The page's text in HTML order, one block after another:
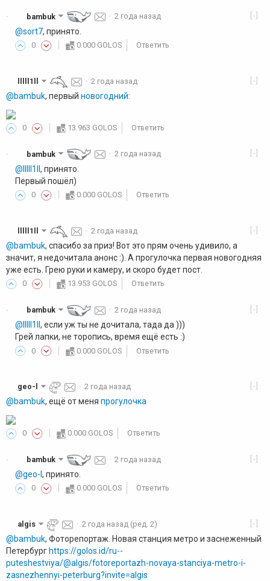
· [-]
bambuk · 2 года назад
@sort7, принято.
0 0.000 GOLOS Ответить
[-]
lllll1ll ·2 года назад
@bambuk, первый новогодний:
0 13.963 GOLOS Ответить
· [-]
bambuk · 2 года назад
@lllll1ll , принято.
Первый пошёл)
0 0.000 GOLOS Ответить
[-]
lllll1ll ·2 года назад
@bambuk, спасибо за приз! Вот это прям очень удивило, а
значит, я недочитала анонс :). А прогулочка первая новогодняя
уже есть. Грею руки и камеру, и скоро будет пост.
0 13.953 GOLOS Ответить
· [-]
bambuk · 2 года назад
@lllll1ll , если уж ты не дочитала, тада да )))
Грей лапки, не торопись, время ещё есть :)
0 0.000 GOLOS Ответить
[-]
geo-l ·2 года назад
@bambuk, ещё от меня прогулочка
0 0.000 GOLOS Ответить
· [-]
bambuk · 2 года назад
@geo-l , принято.
0 0.000 GOLOS Ответить
[-]
algis ·2 года назад (ред. 2)
@bambuk, Фоторепортаж. Новая станция метро и заснеженный
Петербург https://golos.id/ru--
puteshestviya/@algis/fotoreportazh-novaya-stanciya-metro-i-
zasnezhennyi-peterburg?invite=algis